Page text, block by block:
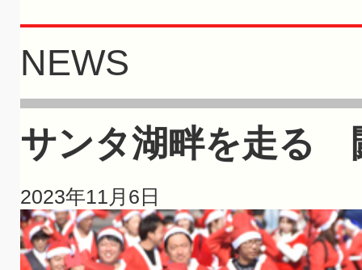
NEWS
サンタ湖畔を走る
2023年11月6日